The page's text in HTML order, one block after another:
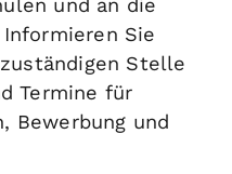
und an die
Sie
Stelle
Termine für
Bewerbung und